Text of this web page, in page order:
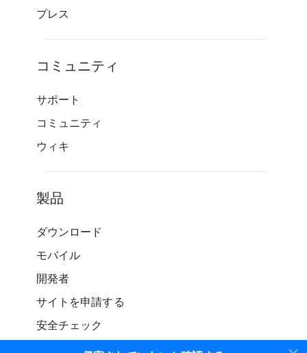
プレス
コミュニティ
サポート
コミュニティ
ウィキ
製品
ダウンロード
モバイル
開発者
サイトを申請する
安全チェック